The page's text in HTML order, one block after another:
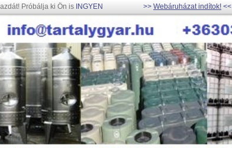
Próbálja ki Ön is INGYEN >> Webáruházat indítok! <<